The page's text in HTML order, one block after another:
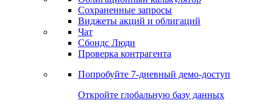
Сохраненные запросы
Виджеты акций и облигаций
Чат
Сбондс Люди
Проверка контрагента
Попробуйте 7-дневный демо-доступ
Откройте глобальную базу данных